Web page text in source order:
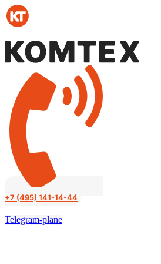
Перейти
к
содержимому
+7 (495) 141-14-44
Telegram-plane